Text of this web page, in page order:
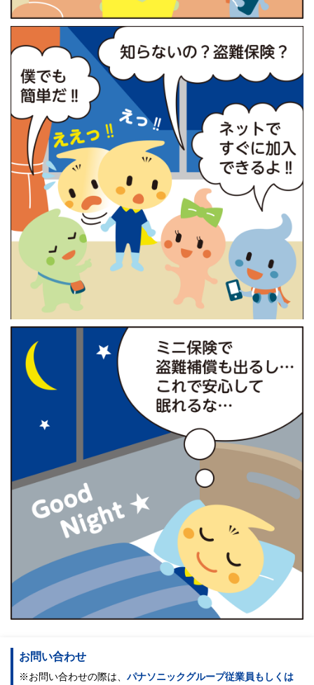
お問い合わせ
※お問い合わせの際は、 パナソニックグループ従業員もしくは